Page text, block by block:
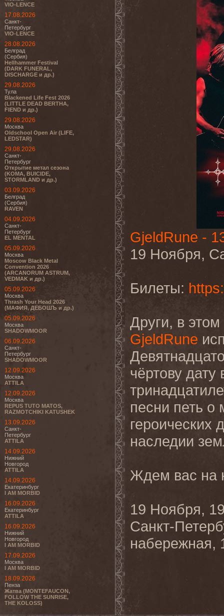
VIO-LENCE
17.08.2026
Санкт-
Петербург
VIO-LENCE
28.08.2026
Белград
(Сербия)
Hellhammer Festival
(DARK FUNERAL,
DISCHARGE и др.)
29.08.2026
Тула
Blackened Life Fest 2026
(LITTLE DEAD BERTHA,
FIEND и др.)
29.08.2026
Москва
Oldschool Open Air (LIFE,
LEDSTAR)
29.08.2026
Санкт-
Петербург
Открытие метал сезона
(KOMA, BUICIDE,
STORMLAND и др.)
03.09.2026
Белград
(Сербия)
RAVEN
04.09.2026
Санкт-
Петербург
EL MENTAL
05.09.2026
Москва
Moscow Black Metal
Convention 2026
(ARCANORUM ASTRUM,
VEDMAK и др.)
05.09.2026
Москва
Thrash Your Head 2026
(МАФИЯ, ДЕБОШЪ и др.)
05.09.2026
Москва
SHADOWMOOR
06.09.2026
Санкт-
Петербург
SHADOWMOOR
12.09.2026
Москва
ATTILA
12.09.2026
Москва
REPUS TUTO MATOS,
RAZMOTCHIKI KATUSHEK
13.09.2026
Санкт-
Петербург
ATTILA
14.09.2026
Нижний
Новгород
ATTILA
14.09.2026
Екатеринбург
I AM MORBID
16.09.2026
Екатеринбург
ATTILA
16.09.2026
Нижний
Новгород
I AM MORBID
17.09.2026
Москва
I AM MORBID
18.09.2026
Пенза
Жатва (MONTEFAUCON,
FOLLOW THE SUNRISE,
THE KOLOSS)
GjeldRune -
19 Ноября,
Билеты:
Други, в
GjeldRune
чёртову дату
песни петь о
героических
наследии
Ждем вас на
19 Ноября,
Санкт-
набережная,